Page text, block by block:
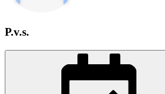
P.v.s.